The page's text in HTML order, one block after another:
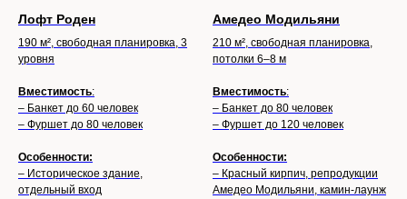
Лофт Роден
190 м², свободная планировка, 3
уровня
Вместимость:
– Банкет до 60 человек
– Фуршет до 80 человек
Особенности:
– Историческое здание,
отдельный вход
Амедео Модильяни
210 м², свободная планировка,
потолки 6–8 м
Вместимость:
– Банкет до 80 человек
– Фуршет до 120 человек
Особенности:
– Красный кирпич, репродукции
Амедео Модильяни, камин-лаунж